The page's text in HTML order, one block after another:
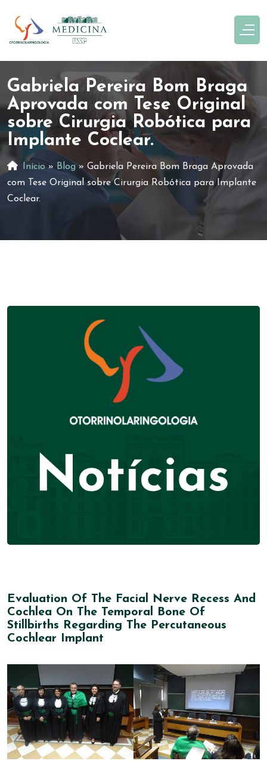
Gabriela Pereira Bom Braga
Aprovada com Tese Original
sobre Cirurgia Robótica para
Implante Coclear.
Início» Blog» Gabriela Pereira Bom Braga Aprovada
com Tese Original sobre Cirurgia Robótica para Implante
Coclear.
Evaluation Of The Facial Nerve Recess And
Cochlea On The Temporal Bone Of
Stillbirths Regarding The Percutaneous
Cochlear Implant